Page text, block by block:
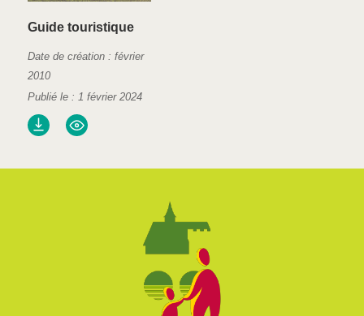
Guide touristique
Date de création : février
2010
Publié le : 1 février 2024